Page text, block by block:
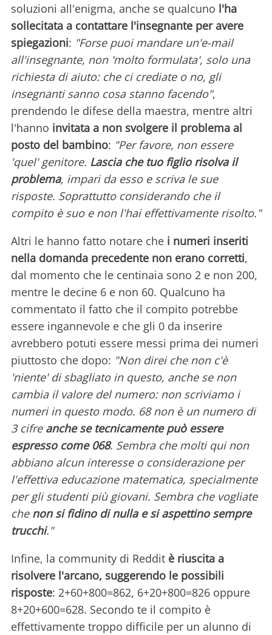
soluzioni all'enigma, anche se qualcuno l'ha
sollecitata a contattare l'insegnante per avere
spiegazioni: "Forse puoi mandare un'e-mail
all'insegnante, non 'molto formulata', solo una
richiesta di aiuto: che ci crediate o no, gli
insegnanti sanno cosa stanno facendo",
prendendo le difese della maestra, mentre altri
l'hanno invitata a non svolgere il problema al
posto del bambino: "Per favore, non essere
'quel' genitore. Lascia che tuo figlio risolva il
problema, impari da esso e scriva le sue
risposte. Soprattutto considerando che il
compito è suo e non l'hai effettivamente risolto."
Altri le hanno fatto notare che i numeri inseriti
nella domanda precedente non erano corretti,
dal momento che le centinaia sono 2 e non 200,
mentre le decine 6 e non 60. Qualcuno ha
commentato il fatto che il compito potrebbe
essere ingannevole e che gli 0 da inserire
avrebbero potuti essere messi prima dei numeri
piuttosto che dopo: "Non direi che non c'è
'niente' di sbagliato in questo, anche se non
cambia il valore del numero: non scriviamo i
numeri in questo modo. 68 non è un numero di
3 cifre anche se tecnicamente può essere
espresso come 068. Sembra che molti qui non
abbiano alcun interesse o considerazione per
l'effettiva educazione matematica, specialmente
per gli studenti più giovani. Sembra che vogliate
che non si fidino di nulla e si aspettino sempre
trucchi."
Infine, la community di Reddit è riuscita a
risolvere l'arcano, suggerendo le possibili
risposte: 2+60+800=862, 6+20+800=826 oppure
8+20+600=628. Secondo te il compito è
effettivamente troppo difficile per un alunno di